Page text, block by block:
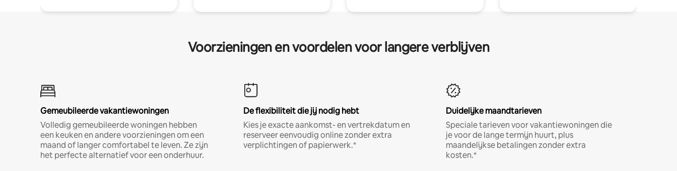
Voorzieningen en voordelen voor langere verblijven
Gemeubileerde vakantiewoningen
Volledig gemeubileerde woningen hebben
een keuken en andere voorzieningen om een
maand of langer comfortabel te leven. Ze zijn
het perfecte alternatief voor een onderhuur.
De flexibiliteit die jij nodig hebt
Kies je exacte aankomst- en vertrekdatum en
reserveer eenvoudig online zonder extra
verplichtingen of papierwerk.*
Duidelijke maandtarieven
Speciale tarieven voor vakantiewoningen die
je voor de lange termijn huurt, plus
maandelijkse betalingen zonder extra
kosten.*